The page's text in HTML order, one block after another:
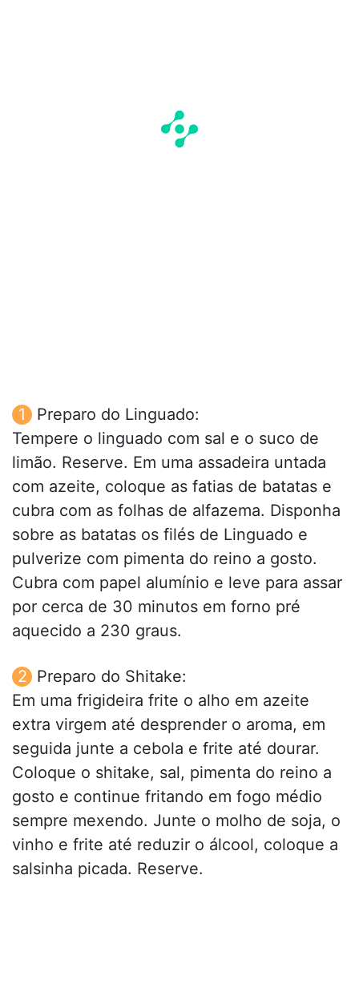
Preparo do Linguado:
Tempere o linguado com sal e o suco de
limão. Reserve. Em uma assadeira untada
com azeite, coloque as fatias de batatas e
cubra com as folhas de alfazema. Disponha
sobre as batatas os filés de Linguado e
pulverize com pimenta do reino a gosto.
Cubra com papel alumínio e leve para assar
por cerca de 30 minutos em forno pré
aquecido a 230 graus.
Preparo do Shitake:
Em uma frigideira frite o alho em azeite
extra virgem até desprender o aroma, em
seguida junte a cebola e frite até dourar.
Coloque o shitake, sal, pimenta do reino a
gosto e continue fritando em fogo médio
sempre mexendo. Junte o molho de soja, o
vinho e frite até reduzir o álcool, coloque a
salsinha picada. Reserve.